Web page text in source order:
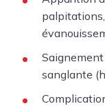
sanglante